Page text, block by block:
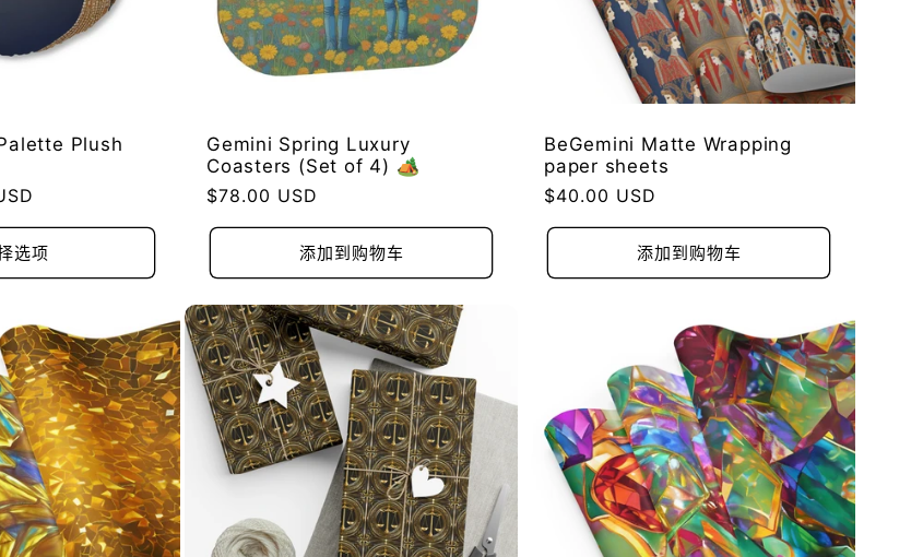
Plush
选项
Gemini Spring Luxury
Coasters (Set of 4) 🏕
常
规
格
$78.00 USD
添加到购物车
BeGemini Matte Wrapping
paper sheets
常
规
格
$40.00 USD
添加到购物车